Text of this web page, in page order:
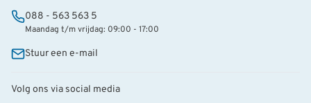
088 - 563 563 5
Maandag t/m vrijdag: 09:00 - 17:00
Stuur een e-mail
Volg ons via social media